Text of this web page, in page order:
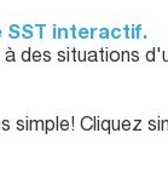
SST interactif.
des situations
simple! Cliquez